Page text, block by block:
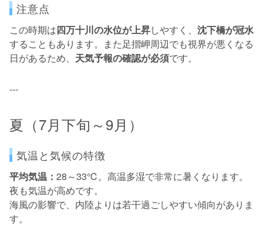
注意点
この時期は四万十川の水位が上昇しやすく、 沈下橋が冠水
することもあります。また足摺岬周辺でも視界が悪くなる
日があるため、 天気予報の確認が必須です。
---
夏（7月下旬～9月）
気温と気候の特徴
平均気温： 28～33℃。高温多湿で非常に暑くなります。
夜も気温が高めです。
海風の影響で、内陸よりは若干過ごしやすい傾向がありま
す。